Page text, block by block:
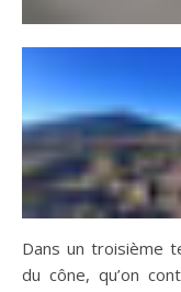
Dans un troisième
du cône, qu’on